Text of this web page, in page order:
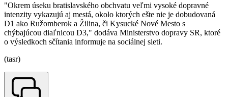
"Okrem úseku bratislavského obchvatu veľmi vysoké dopravné
intenzity vykazujú aj mestá, okolo ktorých ešte nie je dobudovaná
D1 ako Ružomberok a Žilina, či Kysucké Nové Mesto s
chýbajúcou diaľnicou D3," dodáva Ministerstvo dopravy SR, ktoré
o výsledkoch sčítania informuje na sociálnej sieti.
(tasr)